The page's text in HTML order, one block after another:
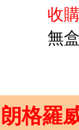
收
無
朗格羅